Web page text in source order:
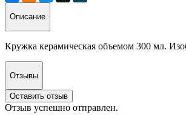
Описание
Кружка керамическая объемом 300 мл.
Отзывы
Оставить отзыв
Отзыв успешно отправлен.